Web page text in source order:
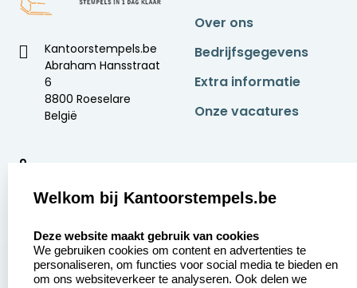
Kantoorstempels.be
Abraham Hansstraat
6
8800 Roeselare
België
9
Over ons
Bedrijfsgegevens
Extra informatie
Onze vacatures
Aanvraag op maat
Contact opnemen
Welkom bij Kantoorstempels.be
Deze website maakt gebruik van cookies
We gebruiken cookies om content en advertenties te
personaliseren, om functies voor social media te bieden en
om ons websiteverkeer te analyseren. Ook delen we